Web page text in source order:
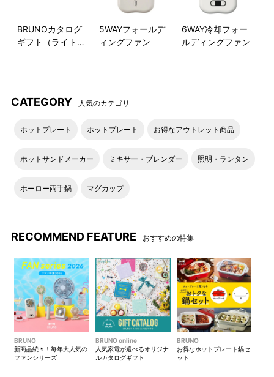
●表側ポケット収納イメージ
BRUNOカタログ
ギフト（ライトブ
5WAYフォールデ
ィングファン
6WAY冷却フォー
ルディングファン
CATEGORY 人気のカテゴリ
ホットプレート ホットプレート お得なアウトレット商品
ホットサンドメーカー ミキサー・ブレンダー 照明・ランタン
ホーロー両手鍋 マグカップ
RECOMMEND FEATURE おすすめの特集
BRUNO
新商品続々！毎年大人気の
ファンシリーズ
BRUNO online
人気家電が選べるオリジナ
ルカタログギフト
BRUNO
お得なホットプレート鍋セ
ット